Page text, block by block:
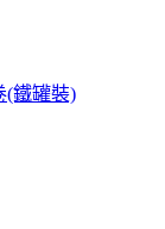
(鐵罐裝)